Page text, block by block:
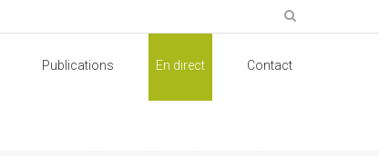
Publications En direct Contact